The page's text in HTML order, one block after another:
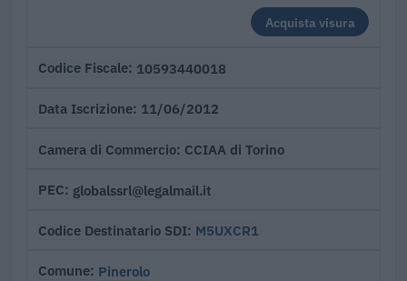
Acquista visura
Codice Fiscale 10593440018
Data Iscrizione 11/06/2012
Camera di Commercio CCIAA di Torino
PEC globalssrl@legalmail.it
Codice Destinatario SDI M5UXCR1
Comune Pinerolo